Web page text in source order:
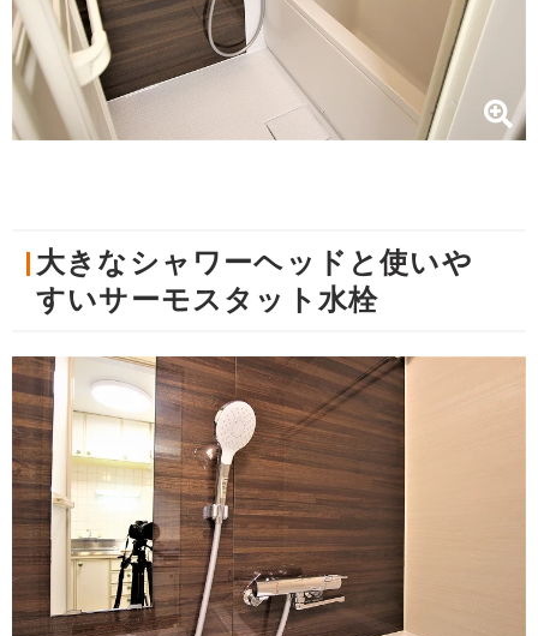
大きなシャワーヘッドと使いや
すいサーモスタット水栓